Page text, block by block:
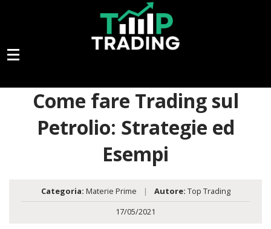
Come fare Trading sul
Petrolio: Strategie ed
Esempi
Categoria: Materie Prime | Autore: Top Trading
17/05/2021